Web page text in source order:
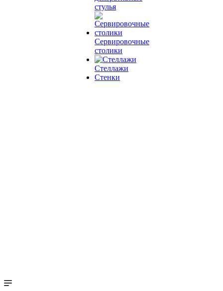
стулья
Сервировочные
столики
Стеллажи
Стенки